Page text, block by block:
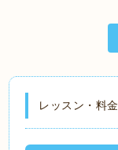
レッスン・料金